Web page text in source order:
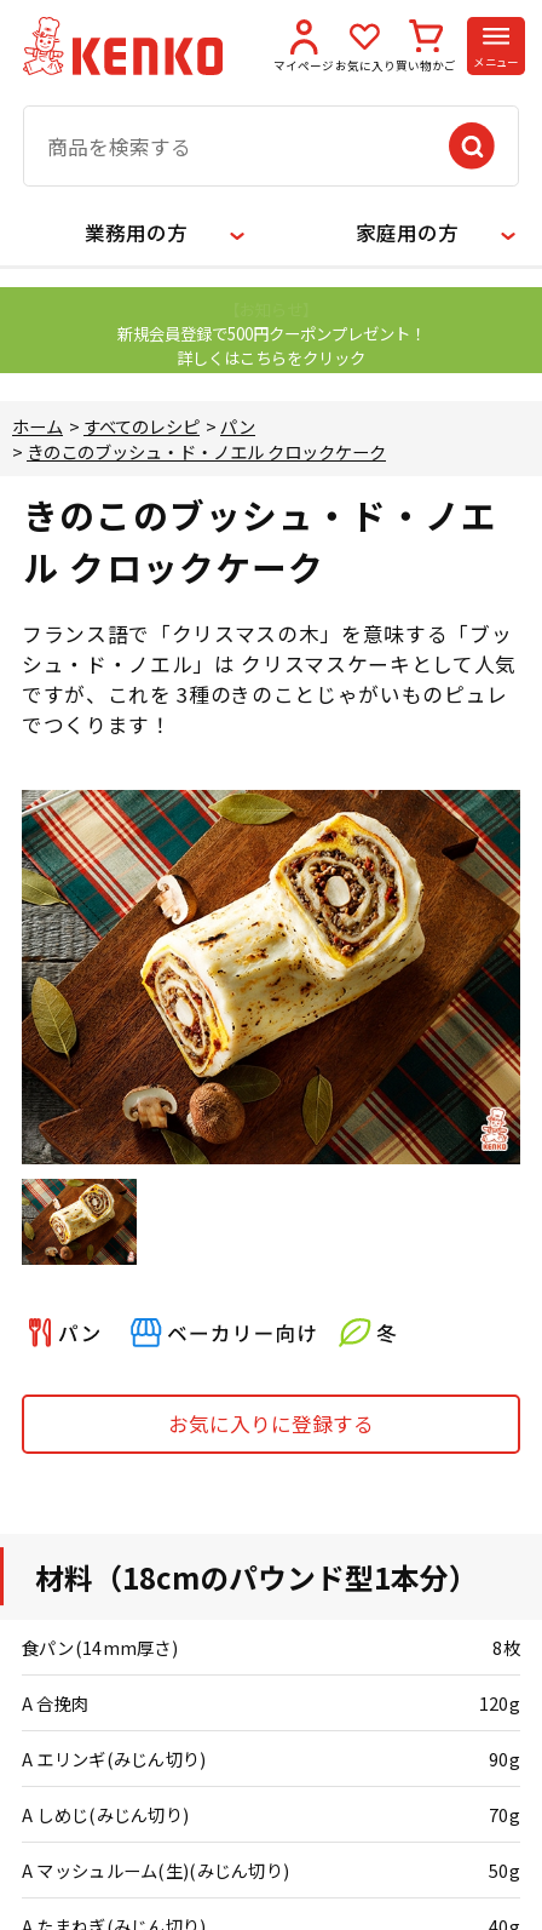
マイページ お気に入り 買い物かご メニュー
業務用の方 家庭用の方
新規会員登録で500円クーポンプレゼント！
詳しくはこちらをクリック
ホーム > すべてのレシピ > パン
> きのこのブッシュ・ド・ノエル クロックケーク
きのこのブッシュ・ド・ノエ
ル クロックケーク
フランス語で「クリスマスの木」を意味する「ブッ
シュ・ド・ノエル」は クリスマスケーキとして人気
ですが、これを 3種のきのことじゃがいものピュレ
でつくります！
お気に入りに登録する
材料（18cmのパウンド型1本分）
食パン(14mm厚さ) 8枚
A 合挽肉 120g
A エリンギ(みじん切り) 90g
A しめじ(みじん切り) 70g
A マッシュルーム(生)(みじん切り) 50g